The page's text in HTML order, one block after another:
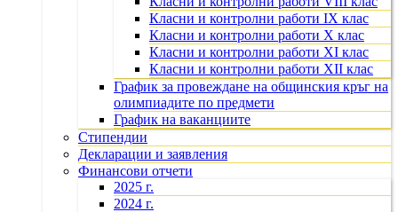
Класни и контролни работи IX клас
Класни и контролни работи X клас
Класни и контролни работи XI клас
Класни и контролни работи XII клас
График за провеждане на общинския кръг на
олимпиадите по предмети
График на ваканциите
Стипендии
Декларации и заявления
Финансови отчети
2025 г.
2024 г.